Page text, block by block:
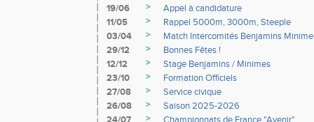
19/06 >
Appel à candidature
11/05
>
Rappel 5000m, 3000m, Steeple
03/04
>
Match Intercomités Benjamins
29/12
>
Bonnes Fêtes !
12/12
>
Stage Benjamins / Minimes
23/10
>
Formation Officiels
27/08
>
Service civique
26/08
>
Saison 2025-2026
24/07
>
Championnats de France "Avenir"